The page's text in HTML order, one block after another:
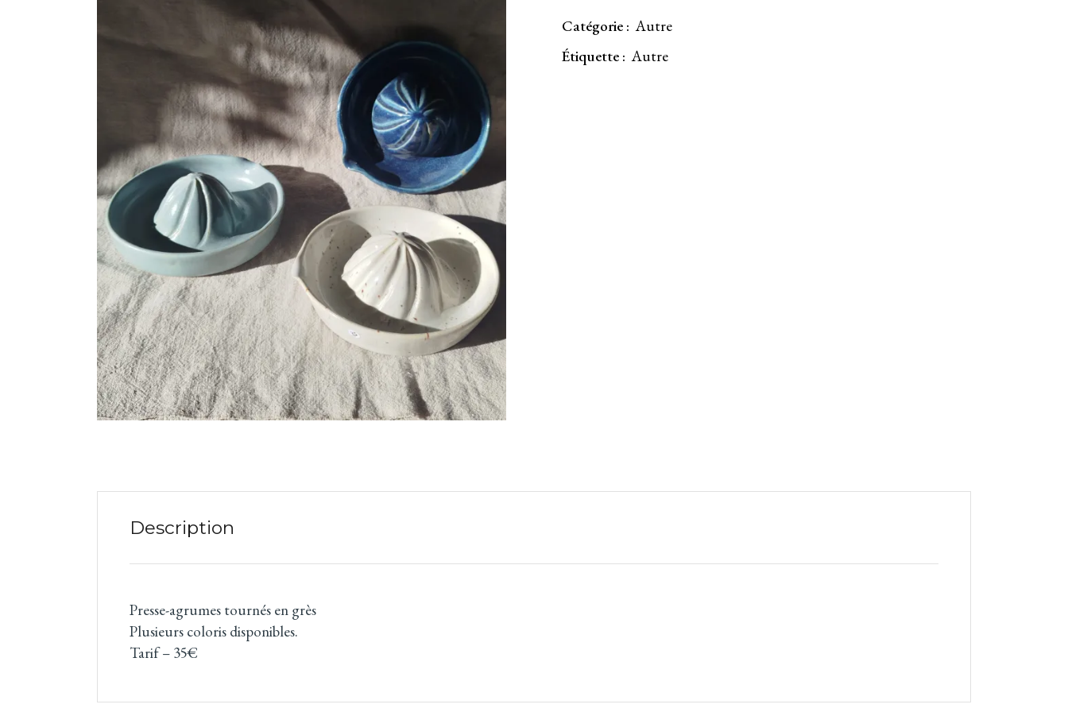
Catégorie : Autre
Étiquette : Autre
Description
Presse-agrumes tournés en grès
Plusieurs coloris disponibles.
Tarif – 35€